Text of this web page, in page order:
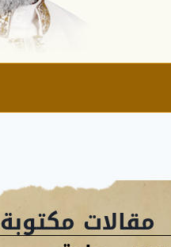
مقالات مكتوبة